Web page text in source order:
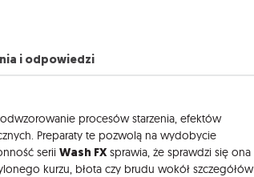
i odpowiedzi
procesów starzenia, efektów
Preparaty te pozwolą na wydobycie
serii Wash FX sprawia, że sprawdzi się ona
kurzu, błota czy brudu wokół szczegółów